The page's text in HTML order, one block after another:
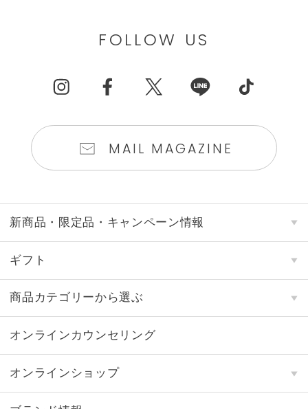
FOLLOW US
MAIL MAGAZINE
新商品・限定品・キャンペーン情報
ギフト
商品カテゴリーから選ぶ
オンラインカウンセリング
オンラインショップ